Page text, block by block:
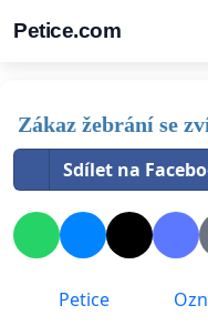
Petice.com
Zákaz žebrání se
Sdílet na
Petice